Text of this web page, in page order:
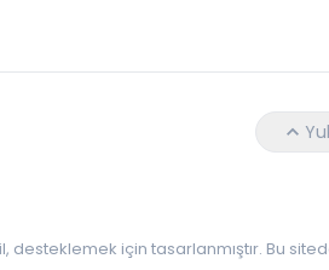
için tasarlanmıştır. Bu